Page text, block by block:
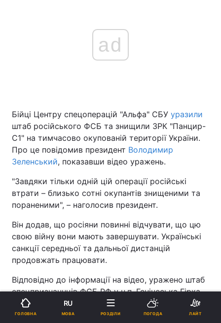
ad
Бійці Центру спецоперацій "Альфа" СБУ уразили
штаб російського ФСБ та знищили ЗРК "Панцир-
С1" на тимчасово окупованій території України.
Про це повідомив президент Володимир
Зеленський, показавши відео уражень.
"Завдяки тільки одній цій операції російські
втрати – близько сотні окупантів знищеними та
пораненими", – наголосив президент.
Він додав, що росіяни повинні відчувати, що цю
свою війну вони мають завершувати. Українські
санкції середньої та дальньої дистанцій
продовжать працювати.
Відповідно до інформації на відео, уражено штаб
спецпризначнців ФСБ РФ у н.п. Генічеська Гірка
Херсонської області.
ГОЛОВНА
RU
МОВА РОЗДІЛИ ПОГОДА ЛАЙТ